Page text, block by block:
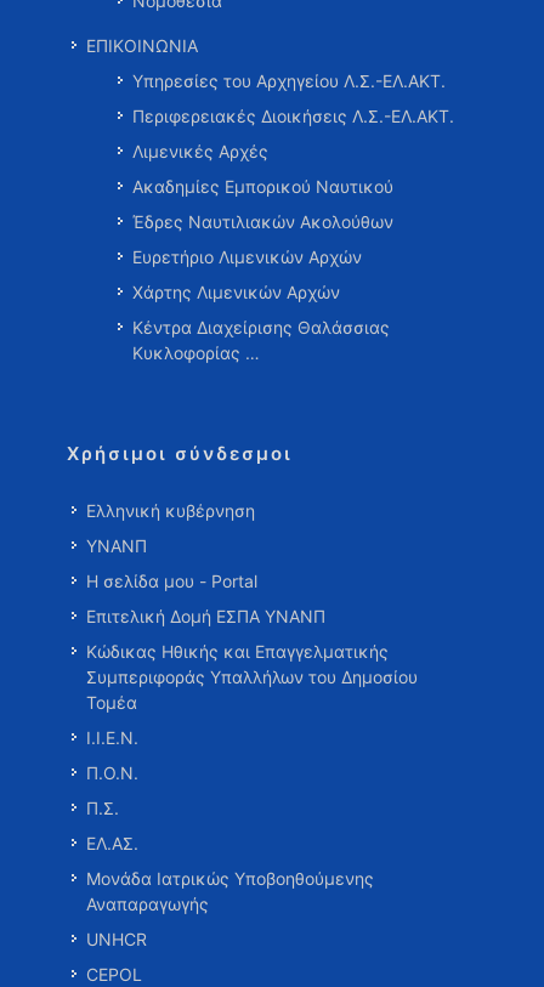
ΕΠΙΚΟΙΝΩΝΙΑ
Υπηρεσίες του Αρχηγείου Λ.Σ.-ΕΛ.ΑΚΤ.
Περιφερειακές Διοικήσεις Λ.Σ.-ΕΛ.ΑΚΤ.
Λιμενικές Αρχές
Ακαδημίες Εμπορικού Ναυτικού
Έδρες Ναυτιλιακών Ακολούθων
Ευρετήριο Λιμενικών Αρχών
Χάρτης Λιμενικών Αρχών
Κέντρα Διαχείρισης Θαλάσσιας
Κυκλοφορίας …
Χρήσιμοι σύνδεσμοι
Ελληνική κυβέρνηση
ΥΝΑΝΠ
Η σελίδα μου - Portal
Επιτελική Δομή ΕΣΠΑ ΥΝΑΝΠ
Κώδικας Ηθικής και Επαγγελματικής
Συμπεριφοράς Υπαλλήλων του Δημοσίου
Τομέα
Ι.Ι.Ε.Ν.
Π.Ο.Ν.
Π.Σ.
ΕΛ.ΑΣ.
Μονάδα Ιατρικώς Υποβοηθούμενης
Αναπαραγωγής
UNHCR
CEPOL